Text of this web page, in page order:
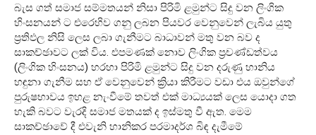
බැස ගත් සමාජ සම්මතයන් නිසා පිරිමි ළමුන්ට සිදු වන ලිංගික
හිංසනයන් ට එරෙහිව ගනු ලබන පියවර වෙනුවෙන් ලැබිය යුතු
ප්‍රතිඵල නිසි ලෙස ලබා ගැනීමට බාධාවන් මතු වන බව ද
සාකච්ඡාවට ලක් විය. එපමණක් නොව ලිංගික ප්‍රචණ්ඩත්වය
(ලිංගික හිංසනය) හරහා පිරිමි ළමුන්ට සිදු වන දරුණු හානිය
හඳුනා ගැනීම සහ ඒ වෙනුවෙන් ක්‍රියා කිරීමට වඩා එය ඔවුන්ගේ
පුරුෂභාවය ඉහළ නැංවීමේ තවත් එක් මාධ්‍යයක් ලෙස යොදා ගත
හැකි බවට වැරදි සමාජ මතයක් ද ඉස්මතු වී ඇත. මෙම
සාකච්ඡාවේ දී එවැනි හානිකර පරමාදර්ශ බිඳ දැමීමේ